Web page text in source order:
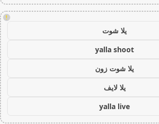
!
يلا شوت
yalla shoot
يلا شوت زون
يلا لايف
yalla live